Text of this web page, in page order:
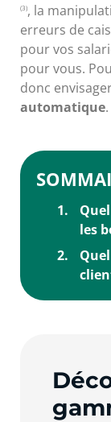
(3), la
erreurs de
pour vos
pour vous.
donc
automatique.
les